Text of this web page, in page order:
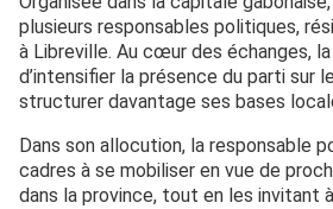
plusieurs responsables politiques,
à Libreville. Au cœur des échanges,
d’intensifier la présence du parti sur
structurer davantage ses bases
Dans son allocution, la responsable
cadres à se mobiliser en vue de
dans la province, tout en les invitant